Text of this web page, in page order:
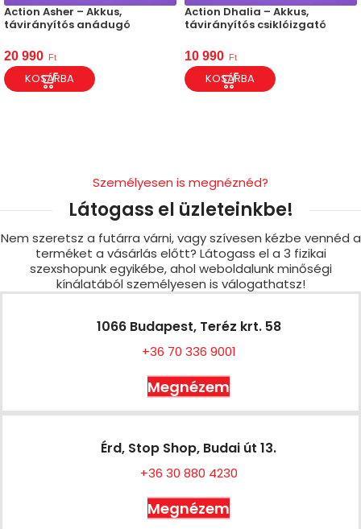
Action Asher – Akkus,
távirányítós anádugó
20 990 Ft
KOSÁRBA
Action Dhalia – Akkus,
távirányítós csiklóizgató
10 990 Ft
KOSÁRBA
Személyesen is megnéznéd?
Látogass el üzleteinkbe!
Nem szeretsz a futárra várni, vagy szívesen kézbe vennéd a
terméket a vásárlás előtt? Látogass el a 3 fizikai
szexshopunk egyikébe, ahol weboldalunk minőségi
kínálatából személyesen is válogathatsz!
1066 Budapest, Teréz krt. 58
+36 70 336 9001
Megnézem
Érd, Stop Shop, Budai út 13.
+36 30 880 4230
Megnézem